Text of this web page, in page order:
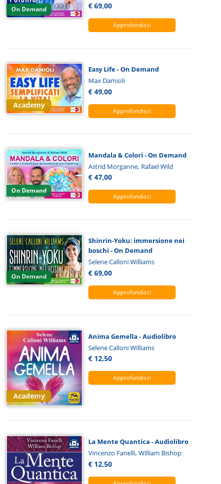
On Demand € 69,00
Approfondisci
Academy
Easy Life - On Demand
Max Damioli
€ 49,00
Approfondisci
On Demand
Mandala & Colori - On Demand
Astrid Morganne, Rafael Wild
€ 47,00
Approfondisci
On Demand
Shinrin-Yoku: immersione nei
boschi - On Demand
Selene Calloni Williams
€ 69,00
Approfondisci
Academy
Anima Gemella - Audiolibro
Selene Calloni Williams
€ 12,50
Approfondisci
La Mente Quantica - Audiolibro
Vincenzo Fanelli, William Bishop
€ 12,50